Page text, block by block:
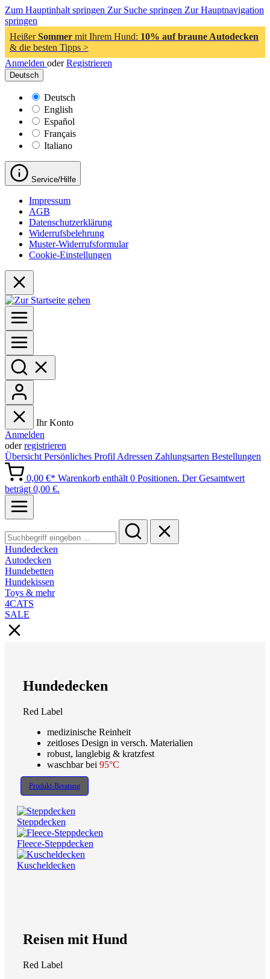
Zum Hauptinhalt springen Zur Suche springen Zur Hauptnavigation
springen
HeißerSommer mit Ihrem Hund: 10% auf braune Autodecken
& die besten Tipps >
Anmelden oder Registrieren
Deutsch
Deutsch
English
Español
Français
Italiano
Service/Hilfe
Impressum
AGB
Datenschutzerklärung
Widerrufsbelehrung
Muster-Widerrufsformular
Cookie-Einstellungen
Ihr Konto
Anmelden
oderregistrieren
Übersicht Persönliches Profil Adressen Zahlungsarten Bestellungen
0,00 €* Warenkorb enthält 0 Positionen. Der Gesamtwert
beträgt 0,00 €.
Hundedecken
Autodecken
Hundebetten
Hundekissen
Toys & mehr
4CATS
SALE
Hundedecken
Red Label
medizinische Reinheit
zeitloses Design in versch. Materialien
robust, langlebig & kratzfest
waschbar bei 95°C
Produkt-Beratung
Steppdecken
Fleece-Steppdecken
Kuscheldecken
Reisen mit Hund
Red Label